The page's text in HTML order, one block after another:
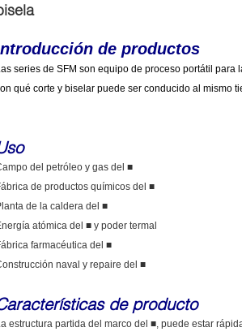
de productos
series de SFM son equipo de proceso portátil
qué corte y biselar puede ser conducido al mismo
del petróleo y gas del ■
de productos químicos del ■
de la caldera del ■
atómica del ■ y poder termal
farmacéutica del ■
naval y repaire del ■
de producto
estructura partida del marco del ■, puede estar